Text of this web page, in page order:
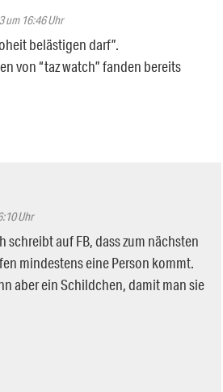
um 16:46 Uhr
belästigen darf”.
von “taz watch” fanden bereits
Uhr
schreibt auf FB, dass zum nächsten
mindestens eine Person kommt.
aber ein Schildchen, damit man sie